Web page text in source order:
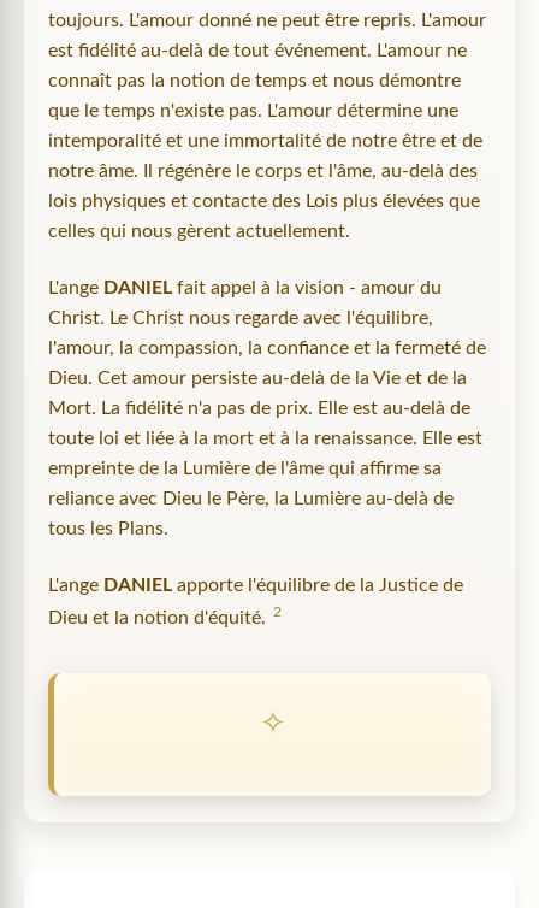
toujours. L'amour donné ne peut être repris. L'amour
est fidélité au-delà de tout événement. L'amour ne
connaît pas la notion de temps et nous démontre
que le temps n'existe pas. L'amour détermine une
intemporalité et une immortalité de notre être et de
notre âme. Il régénère le corps et l'âme, au-delà des
lois physiques et contacte des Lois plus élevées que
celles qui nous gèrent actuellement.
L'ange DANIEL fait appel à la vision - amour du
Christ. Le Christ nous regarde avec l'équilibre,
l'amour, la compassion, la confiance et la fermeté de
Dieu. Cet amour persiste au-delà de la Vie et de la
Mort. La fidélité n'a pas de prix. Elle est au-delà de
toute loi et liée à la mort et à la renaissance. Elle est
empreinte de la Lumière de l'âme qui affirme sa
reliance avec Dieu le Père, la Lumière au-delà de
tous les Plans.
L'ange DANIEL apporte l'équilibre de la Justice de
Dieu et la notion d'équité.
2